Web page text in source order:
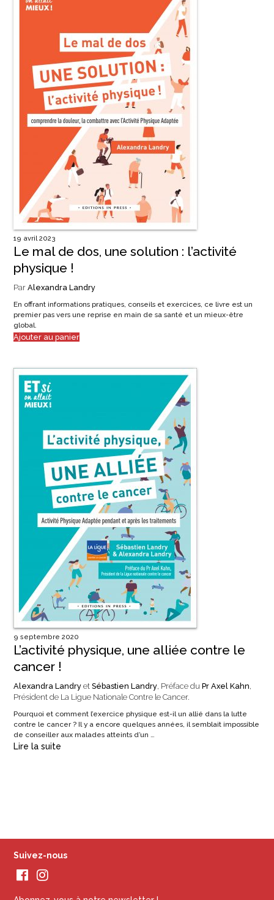
19 avril 2023
Le mal de dos, une solution : l’activité
physique !
Par Alexandra Landry
En offrant informations pratiques, conseils et exercices, ce livre est un
premier pas vers une reprise en main de sa santé et un mieux-être
global.
Ajouter au panier
9 septembre 2020
L’activité physique, une alliée contre le
cancer !
Alexandra Landryet Sébastien Landry, Préface du Pr Axel Kahn,
Président de La Ligue Nationale Contre le Cancer.
Pourquoi et comment l’exercice physique est-il un allié dans la lutte
contre le cancer ? Il y a encore quelques années, il semblait impossible
de conseiller aux malades atteints d’un …
Lire la suite
Suivez-nous